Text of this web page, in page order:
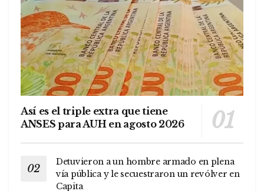
Así es el triple extra que tiene
ANSES para AUH en agosto 2026
Detuvieron a un hombre armado en plena
vía pública y le secuestraron un revólver en
Capita